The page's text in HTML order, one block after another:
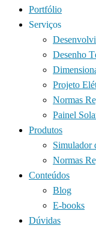
Portfólio
Serviços
Desenho
Projeto
Normas
Painel
Produtos
Simulador
Normas
Conteúdos
Blog
E-books
Dúvidas